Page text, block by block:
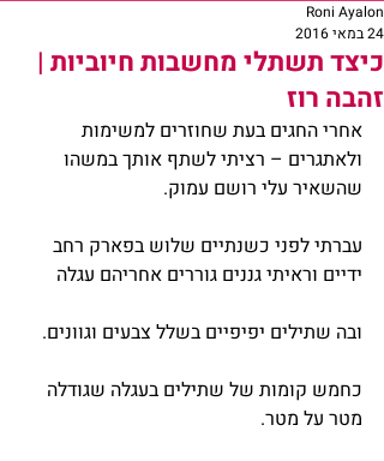
כיצד תשתלי מחשבות חיוביות |
זהבה רוז
Roni Ayalon
24 במאי 2016
אחרי החגים בעת שחוזרים למשימות
ולאתגרים – רציתי לשתף אותך במשהו
שהשאיר עלי רושם עמוק.
עברתי לפני כשנתיים שלוש בפארק רחב
ידיים וראיתי גננים גוררים אחריהם עגלה
ובה שתילים יפיפיים בשלל צבעים וגוונים.
כחמש קומות של שתילים בעגלה שגודלה
מטר על מטר.